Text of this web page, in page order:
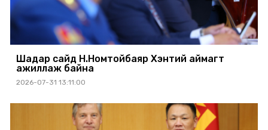
Шадар сайд Н.Номтойбаяр Хэнтий аймагт
ажиллаж байна
2026-07-31 13:11:00